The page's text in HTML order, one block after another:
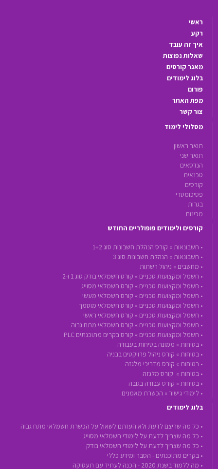
ראשי
רקע
איך זה עובד
שאלות נפוצות
מאגר קורסים
בלוג לימודים
פורום
מפת האתר
צור קשר
מסלולי לימוד
תואר ראשון
תואר שני
הנדסאים
טכנאים
קורסים
פסיכומטרי
בגרות
מכינות
קורסים ולימודים פופולריים החודש
• חשבונאות » קורס הנהלת חשבונות סוג 1+2
• חשבונאות » הנהלת חשבונות סוג 3
• מחשבים » ניהול רשתות
• חשמל ומקצועות טכניים » קורס חשמלאי בודק סוג 1 ו-2
• חשמל ומקצועות טכניים » קורס חשמלאי מסוייג
• חשמל ומקצועות טכניים » קורס חשמלאי מעשי
• חשמל ומקצועות טכניים » קורס חשמלאי מוסמך
• חשמל ומקצועות טכניים » קורס חשמלאי ראשי
• חשמל ומקצועות טכניים » קורס חשמלאי מתח גבוה
• חשמל ומקצועות טכניים » קורס בקרים מתוכנתים PLC
• בטיחות » ממונה בטיחות בעבודה
• בטיחות » קורס ניהול פרויקטים בבניה
• בטיחות » קורס מדריכי מלגזה
• בטיחות » קורס מלגזה
• בטיחות » קורס עבודה בגובה
• לימודי גישור » הכשרת מאמנים
בלוג לימודים
• כל מה שריצם לדעת ולא העזתם לשאול על הכשרת חשמלאי מתח גבוה
• כל מה שצריך לדעת על לימודי חשמלאי מסוייג
• כל מה שצריך לדעת על לימודי חשמלאי בודק
• בקרים מתוכנתים - הסבר ומידע כללי
• מה ללמוד בשנת 2020 - הכנה לעתיד עם תעסוקה